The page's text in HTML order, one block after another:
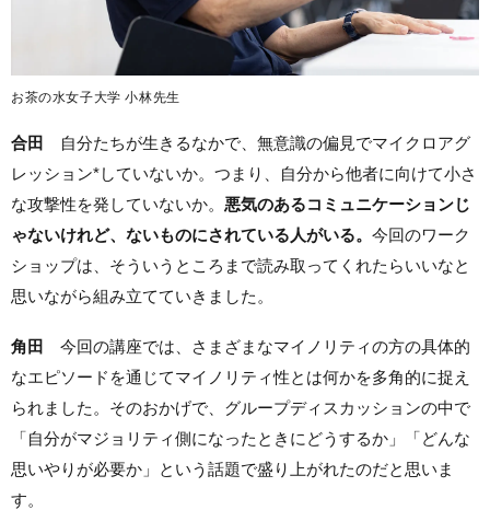
お茶の水女子大学 小林先生
合田
自分たちが生きるなかで、無意識の偏見でマイクロアグ
レッション*していないか。つまり、自分から他者に向けて小さ
な攻撃性を発していないか。 悪気のあるコミュニケーションじ
ゃないけれど、ないものにされている人がいる。 今回のワーク
ショップは、そういうところまで読み取ってくれたらいいなと
思いながら組み立てていきました。
角田
今回の講座では、さまざまなマイノリティの方の具体的
なエピソードを通じてマイノリティ性とは何かを多角的に捉え
られました。そのおかげで、グループディスカッションの中で
「自分がマジョリティ側になったときにどうするか」「どんな
思いやりが必要か」という話題で盛り上がれたのだと思いま
す。